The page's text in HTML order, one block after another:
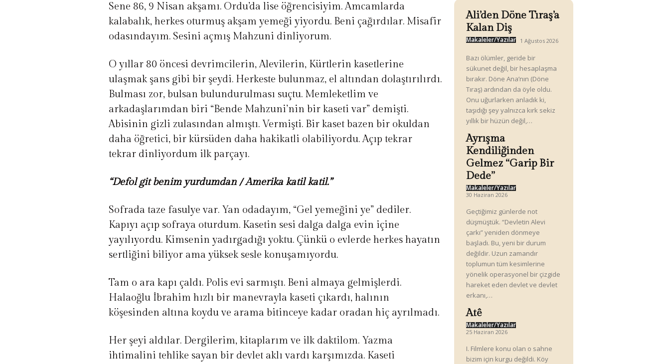
Sene 86, 9 Nisan akşamı. Ordu’da lise öğrencisiyim. Amcamlarda
kalabalık, herkes oturmuş akşam yemeği yiyordu. Beni çağırdılar. Misafir
odasındayım. Sesini açmış Mahzuni dinliyorum.
O yıllar 80 öncesi devrimcilerin, Alevilerin, Kürtlerin kasetlerine
ulaşmak şans gibi bir şeydi. Herkeste bulunmaz, el altından dolaştırılırdı.
Bulması zor, bulsan bulundurulması suçtu. Memleketlim ve
arkadaşlarımdan biri “Bende Mahzuni’nin bir kaseti var” demişti.
Abisinin gizli zulasından almıştı. Vermişti. Bir kaset bazen bir okuldan
daha öğretici, bir kürsüden daha hakikatli olabiliyordu. Açıp tekrar
tekrar dinliyordum ilk parçayı.
“Defol git benim yurdumdan / Amerika katil katil.”
Sofrada taze fasulye var. Yan odadayım, “Gel yemeğini ye” dediler.
Kapıyı açıp sofraya oturdum. Kasetin sesi dalga dalga evin içine
yayılıyordu. Kimsenin yadırgadığı yoktu. Çünkü o evlerde herkes hayatın
sertliğini biliyor ama yüksek sesle konuşamıyordu.
Tam o ara kapı çaldı. Polis evi sarmıştı. Beni almaya gelmişlerdi.
Halaoğlu İbrahim hızlı bir manevrayla kaseti çıkardı, halının
köşesinden altına koydu ve arama bitinceye kadar oradan hiç ayrılmadı.
Her şeyi aldılar. Dergilerim, kitaplarım ve ilk daktilom. Yazma
ihtimalini tehlike sayan bir devlet aklı vardı karşımızda. Kaseti
Ali’den Döne Tıraş’a
Kalan Diş
Makaleler/Yazılar 1 Ağustos 2026
Bazı ölümler, geride bir
sükunet değil, bir hesaplaşma
bırakır. Döne Ana’nın (Döne
Tıraş) ardından da öyle oldu.
Onu uğurlarken anladık ki,
taşıdığı şey yalnızca kırk sekiz
yıllık bir hüzün değil,…
Ayrışma
Kendiliğinden
Gelmez “Garip Bir
Dede”
Makaleler/Yazılar
30 Haziran 2026
Geçtiğimiz günlerde not
düşmüştük. “Devletin Alevi
çarkı” yeniden dönmeye
başladı. Bu, yeni bir durum
değildir. Uzun zamandır
toplumun tüm kesimlerine
yönelik operasyonel bir çizgide
hareket eden devlet ve devlet
erkanı,…
Atê
Makaleler/Yazılar
25 Haziran 2026
I. Filmlere konu olan o sahne
bizim için kurgu değildi. Köy